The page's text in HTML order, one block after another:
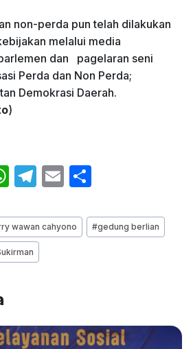
non-perda pun telah dilakukan
melalui media
dan pagelaran seni
Perda dan Non Perda;
Demokrasi Daerah.
)
W
at
s
A
T
e
gr
a
E
ai
l
ar
e
wawan cahyono #gedung berlian